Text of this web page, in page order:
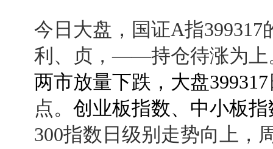
今日大盘，国证A指399317
利、贞，——持仓待涨为上
两市放量下跌，大盘399317
点。 创业板指数、中小板指
300指数日级别走势向上，